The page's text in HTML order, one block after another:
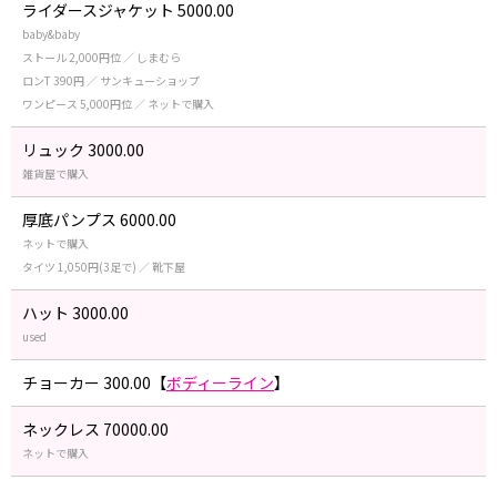
ライダースジャケット 5000.00
baby&baby
ストール 2,000円位 ／ しまむら
ロンT 390円 ／ サンキューショップ
ワンピース 5,000円位 ／ ネットで購入
リュック 3000.00
雑貨屋で購入
厚底パンプス 6000.00
ネットで購入
タイツ 1,050円(3足で) ／ 靴下屋
ハット 3000.00
used
チョーカー 300.00【ボディーライン】
ネックレス 70000.00
ネットで購入